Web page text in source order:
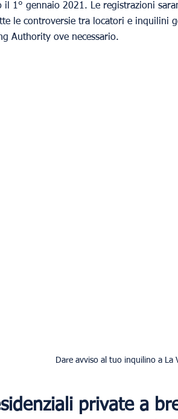
1° gennaio 2021. Le registrazioni
le controversie tra locatori e inquilini
Authority ove necessario.
Dare avviso al tuo inquilino a La
private a